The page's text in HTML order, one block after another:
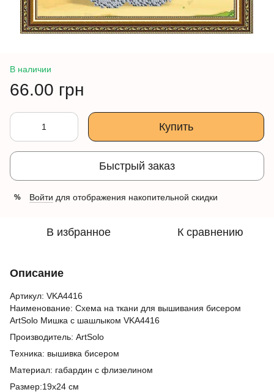
В наличии
66.00 грн
Купить
Быстрый заказ
% Войти для отображения накопительной скидки
В избранное К сравнению
Описание
Артикул: VKA4416
Наименование: Схема на ткани для вышивания бисером
ArtSolo Мишка с шашлыком VKA4416
Производитель: ArtSolo
Техника: вышивка бисером
Материал: габардин с флизелином
Размер:19х24 см